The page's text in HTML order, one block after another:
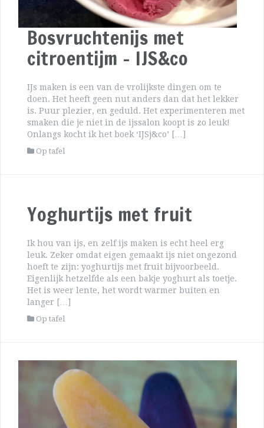
Bosvruchtenijs met
citroentijm – IJS&co
IJs maken is een van de vrolijkste dingen om te
doen. Het heeft geen nut anders dan dat het lekker
is. Puur plezier, en geduld. Het experimenteren met
smaken die je niet in de ijssalon koopt is zo leuk!
Onlangs kocht ik het boek ‘IJSj&co’ […]
Op tafel
Yoghurtijs met fruit
Ik hou van ijs, en zelf ijs maken is echt heel erg
leuk. Zeker omdat eigen gemaakt ijs niet ongezond
hoeft te zijn: yoghurtijs met fruit bijvoorbeeld.
Eigenlijk hetzelfde als een bakje yoghurt als toetje.
Het is weer lente, het wordt warmer buiten en
langer […]
Op tafel